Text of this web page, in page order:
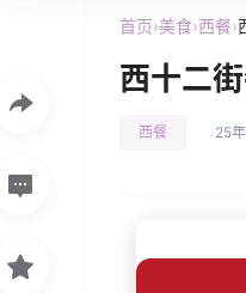
首页›美食›西餐›
西十二
西餐 25